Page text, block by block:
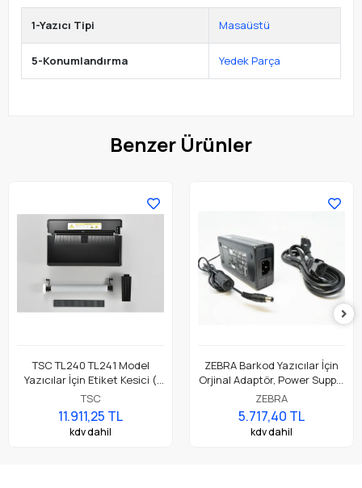
1-Yazıcı Tipi Masaüstü
5-Konumlandırma Yedek Parça
Benzer Ürünler
TSC TL240 TL241 Model
Yazıcılar İçin Etiket Kesici (
Accessory Cutter Module,
Full Cut )
TSC
11.911,25 TL
kdv dahil
ZEBRA Barkod Yazıcılar İçin
Orjinal Adaptör, Power Supply
Parça No: P1079903-026
ZEBRA
5.717,40 TL
kdv dahil